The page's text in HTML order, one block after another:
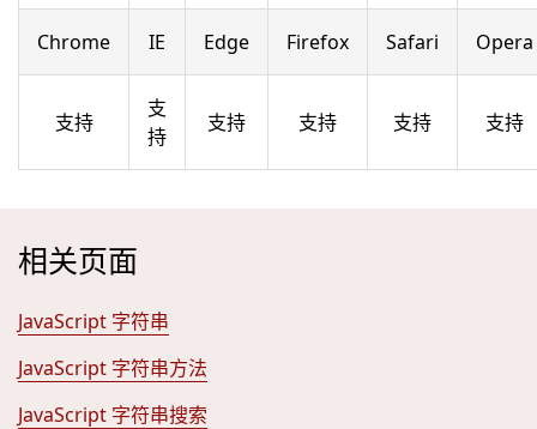
Chrome IE Edge Firefox Safari Opera
支持
支
持
支持 支持 支持 支持
相关页面
JavaScript 字符串
JavaScript 字符串方法
JavaScript 字符串搜索